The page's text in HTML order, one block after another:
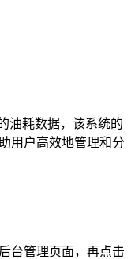
油耗数据，该系统的
用户高效地管理和分
台管理页面，再点击